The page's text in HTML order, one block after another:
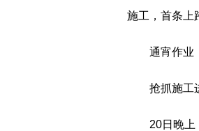
施工，首条上
通宵作业
抢抓施工
20日晚上